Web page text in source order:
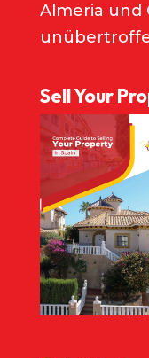
Almeria und
Sell Your